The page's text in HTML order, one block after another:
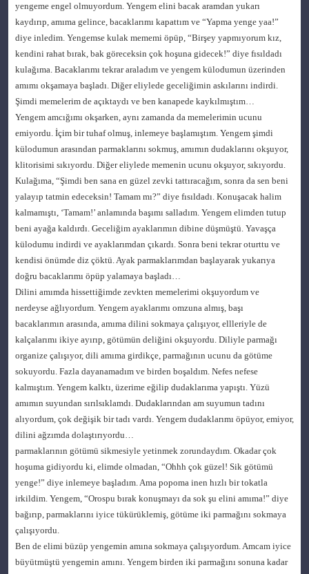
yengeme engel olmuyordum. Yengem elini bacak aramdan yukarı
kaydırıp, amıma gelince, bacaklarımı kapattım ve “Yapma yenge yaa!”
diye inledim. Yengemse kulak mememi öpüp, “Birşey yapmıyorum kız,
kendini rahat bırak, bak göreceksin çok hoşuna gidecek!” diye fısıldadı
kulağıma. Bacaklarımı tekrar araladım ve yengem külodumun üzerinden
amımı okşamaya başladı. Diğer eliylede geceliğimin askılarını indirdi.
Şimdi memelerim de açıktaydı ve ben kanapede kaykılmıştım…
Yengem amcığımı okşarken, aynı zamanda da memelerimin ucunu
emiyordu. İçim bir tuhaf olmuş, inlemeye başlamıştım. Yengem şimdi
külodumun arasından parmaklarını sokmuş, amımın dudaklarını okşuyor,
klitorisimi sıkıyordu. Diğer eliylede memenin ucunu okşuyor, sıkıyordu.
Kulağıma, “Şimdi ben sana en güzel zevki tattıracağım, sonra da sen beni
yalayıp tatmin edeceksin! Tamam mı?” diye fısıldadı. Konuşacak halim
kalmamıştı, ‘Tamam!’ anlamında başımı salladım. Yengem elimden tutup
beni ayağa kaldırdı. Geceliğim ayaklarımın dibine düşmüştü. Yavaşça
külodumu indirdi ve ayaklarımdan çıkardı. Sonra beni tekrar oturttu ve
kendisi önümde diz çöktü. Ayak parmaklarımdan başlayarak yukarıya
doğru bacaklarımı öpüp yalamaya başladı…
Dilini amımda hissettiğimde zevkten memelerimi okşuyordum ve
nerdeyse ağlıyordum. Yengem ayaklarımı omzuna almış, başı
bacaklarımın arasında, amıma dilini sokmaya çalışıyor, ellleriyle de
kalçalarımı ikiye ayırıp, götümün deliğini okşuyordu. Diliyle parmağı
organize çalışıyor, dili amıma girdikçe, parmağının ucunu da götüme
sokuyordu. Fazla dayanamadım ve birden boşaldım. Nefes nefese
kalmıştım. Yengem kalktı, üzerime eğilip dudaklarıma yapıştı. Yüzü
amımın suyundan sırılsıklamdı. Dudaklarından am suyumun tadını
alıyordum, çok değişik bir tadı vardı. Yengem dudaklarımı öpüyor, emiyor,
dilini ağzımda dolaştırıyordu…
parmaklarının götümü sikmesiyle yetinmek zorundaydım. Okadar çok
hoşuma gidiyordu ki, elimde olmadan, “Ohhh çok güzel! Sik götümü
yenge!” diye inlemeye başladım. Ama popoma inen hızlı bir tokatla
irkildim. Yengem, “Orospu bırak konuşmayı da sok şu elini amıma!” diye
bağırıp, parmaklarını iyice tükürüklemiş, götüme iki parmağını sokmaya
çalışıyordu.
Ben de elimi büzüp yengemin amına sokmaya çalışıyordum. Amcam iyice
büyütmüştü yengemin amını. Yengem birden iki parmağını sonuna kadar